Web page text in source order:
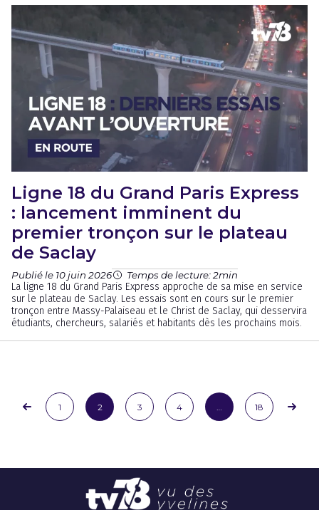
Ligne 18 du Grand Paris Express
: lancement imminent du
premier tronçon sur le plateau
de Saclay
Publié le 10 juin 2026 Temps de lecture: 2min
La ligne 18 du Grand Paris Express approche de sa mise en service
sur le plateau de Saclay. Les essais sont en cours sur le premier
tronçon entre Massy-Palaiseau et le Christ de Saclay, qui desservira
étudiants, chercheurs, salariés et habitants dès les prochains mois.
1 2 3 4 18